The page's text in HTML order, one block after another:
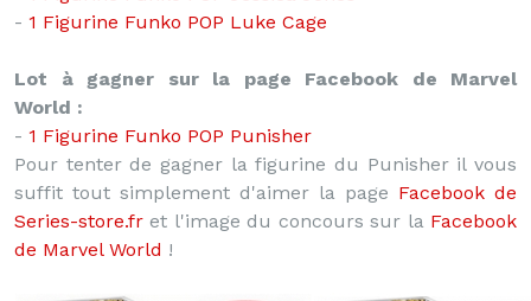
- 1 Figurine Funko POP Luke Cage
Lot à gagner sur la page Facebook de Marvel
World :
- 1 Figurine Funko POP Punisher
Pour tenter de gagner la figurine du Punisher il vous
suffit tout simplement d'aimer la page Facebook de
Series-store.fr et l'image du concours sur la Facebook
de Marvel World !